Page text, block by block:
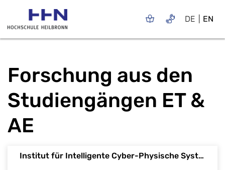
DE EN
Forschung aus den
Studiengängen ET &
AE
Institut für Intelligente Cyber-Physische Systeme (ICPS)